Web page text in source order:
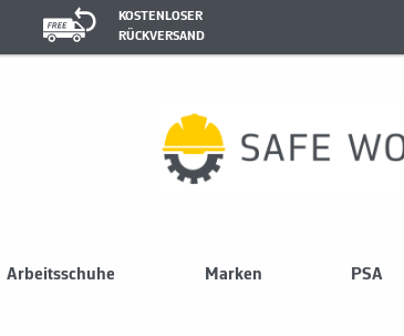
KOSTENLOSER
RÜCKVERSAND
Arbeitsschuhe Marken PSA